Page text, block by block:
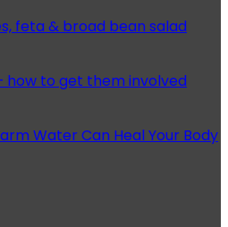
feta & broad bean salad
how to get them involved
Water Can Heal Your Body